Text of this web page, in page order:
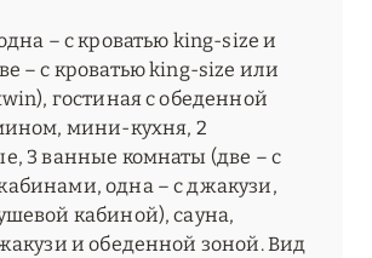
– с кроватью king-size и
– с кроватью king-size или
гостиная с обеденной
мини-кухня, 2
3 ванные комнаты (две – с
одна – с джакузи,
кабиной), сауна,
и обеденной зоной. Вид